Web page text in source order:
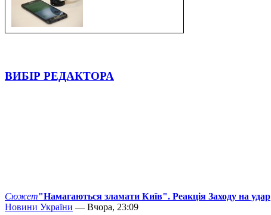
ВИБІР РЕДАКТОРА
Сюжет"Намагаються зламати Київ". Реакція Заходу на удар
Новини України — Вчора, 23:09